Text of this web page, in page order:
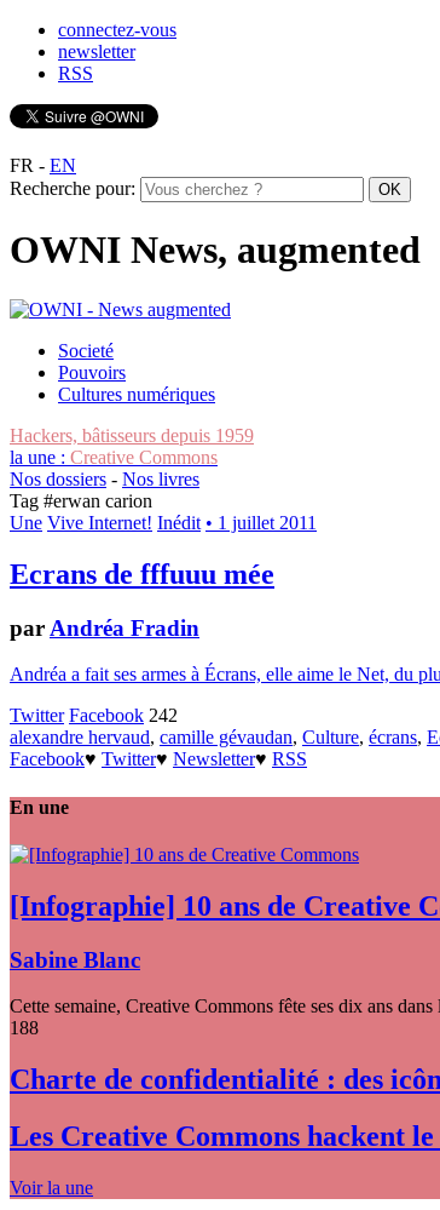
connectez-vous
newsletter
RSS
FR - EN
Recherche pour:
OWNI News, augmented
Societé
Pouvoirs
Cultures numériques
Hackers, bâtisseurs depuis 1959
la une : Creative Commons
Nos dossiers - Nos livres
Tag #erwan carion
Une Vive Internet! Inédit • 1 juillet 2011
Ecrans de fffuuu mée
par Andréa Fradin
Andréa a fait ses armes à Écrans, elle aime le Net, du
Twitter Facebook 242
alexandre hervaud, camille gévaudan, Culture, écrans,
Facebook♥ Twitter♥ Newsletter♥ RSS
En une
[Infographie] 10 ans de Creative
Sabine Blanc
Cette semaine, Creative Commons fête ses dix ans
188
Charte de confidentialité : des
Les Creative Commons hackent
Voir la une